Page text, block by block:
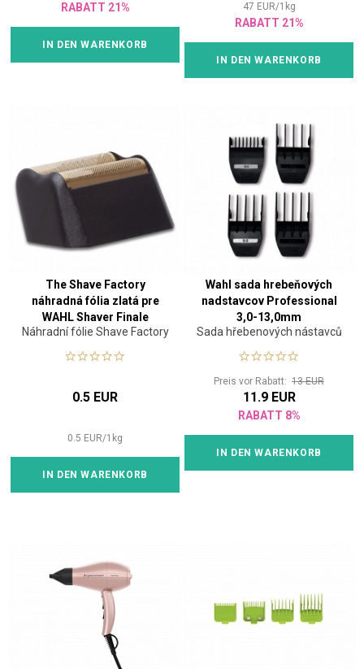
RABATT 21%
IN DEN WARENKORB
47 EUR/1 kg
RABATT 21%
IN DEN WARENKORB
The Shave Factory
náhradná fólia zlatá pre
WAHL Shaver Finale
(KÓPIA)
Náhradní fólie Shave Factory
0.5 EUR
0.5 EUR/1 kg
IN DEN WARENKORB
Wahl sada hrebeňových
nadstavcov Professional
3,0-13,0mm
Sada hřebenových nástavců
Preis vor Rabatt: 13 EUR
11.9 EUR
RABATT 8%
IN DEN WARENKORB